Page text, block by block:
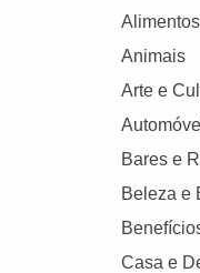
Animais
Arte e
Bares e
Beleza e
Casa e